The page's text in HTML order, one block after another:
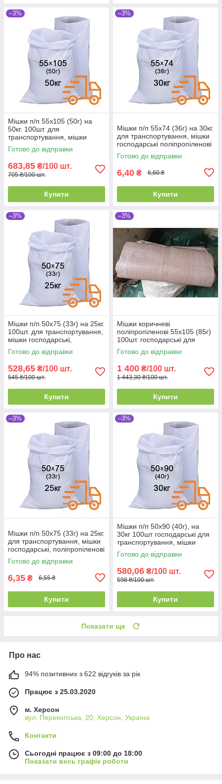
–3%
Мішки п/п 55x105 (50г) на
50кг. 100шт. для
транспортування, мішки
господарські поліпропіленові
Готово до відправки
683,85 ₴/100 шт.
705 ₴/100 шт.
Купити
–3%
Мішки п/п 55x74 (36г) на 30кг.
для транспортування, мішки
господарські поліпропіленові
Готово до відправки
6,40 ₴ 6,60 ₴
Купити
–3%
Мішки п/п 50x75 (33г) на 25кг.
100шт. для транспортування,
мішки господарські,
поліпропіленові
Готово до відправки
528,65 ₴/100 шт.
545 ₴/100 шт.
Купити
–3%
Мішки коричневі
поліпропіленові 55x105 (85г)
100шт. господарські для
транспортування для потреб
ЗСУ
Готово до відправки
1 400 ₴/100 шт.
1 443,30 ₴/100 шт.
Купити
–3%
Мішки п/п 50x75 (33г) на 25кг.
для транспортування, мішки
господарські, поліпропіленові
Готово до відправки
6,35 ₴ 6,55 ₴
Купити
–3%
Мішки п/п 50x90 (40г), на
30кг 100шт господарські для
транспортування, мішки
будівельні (під сміття),
поліпропіленові
Готово до відправки
580,06 ₴/100 шт.
598 ₴/100 шт.
Купити
Показати ще
Про нас
94% позитивних з 622 відгуків за рік
Працює з 25.03.2020
м. Херсон
вул. Перекопська, 20, Херсон, Україна
Контакти
Сьогодні працює з 09:00 до 18:00
Показати весь графік роботи